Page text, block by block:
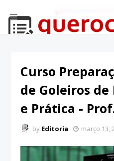
Curso
de Goleiros
e Prática -
by Editoria março 13,